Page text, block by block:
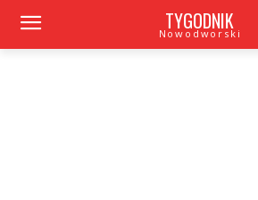
TYGODNIK
Nowodworski